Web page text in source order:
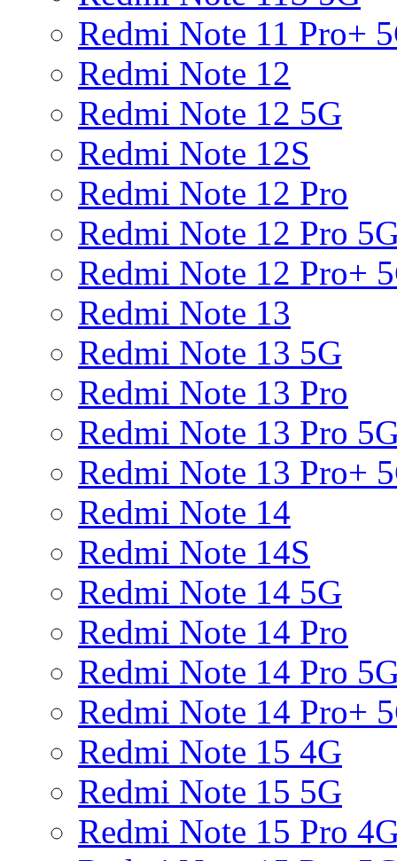
Redmi Note 11 Pro+
Redmi Note 12
Redmi Note 12 5G
Redmi Note 12S
Redmi Note 12 Pro
Redmi Note 12 Pro
Redmi Note 12 Pro+
Redmi Note 13
Redmi Note 13 5G
Redmi Note 13 Pro
Redmi Note 13 Pro
Redmi Note 13 Pro+
Redmi Note 14
Redmi Note 14S
Redmi Note 14 5G
Redmi Note 14 Pro
Redmi Note 14 Pro
Redmi Note 14 Pro+
Redmi Note 15 4G
Redmi Note 15 5G
Redmi Note 15 Pro